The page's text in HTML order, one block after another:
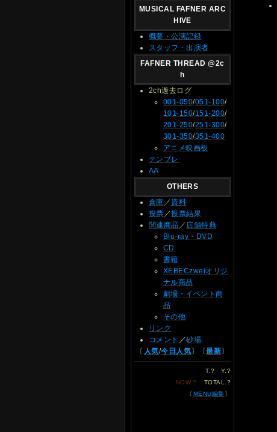
MUSICAL FAFNER ARC
HIVE
概要・公演記録
スタッフ・出演者
FAFNER THREAD @2c
h
2ch過去ログ
001-050/051-100/
101-150/151-200/
201-250/251-300/
301-350/351-400
アニメ映画板
テンプレ
AA
OTHERS
倉庫 ／ 資料
投票 ／投票結果
関連商品 ／ 店舗特典
Blu-ray・DVD
CD
書籍
XEBECzweiオリジ
ナル商品
劇場・イベント商
品
その他
リンク
コメント ／砂場
〔 人気/今日人気〕〔最新〕
T. ? Y. ?
NOW.? TOTAL. ?
〔MENU編集〕